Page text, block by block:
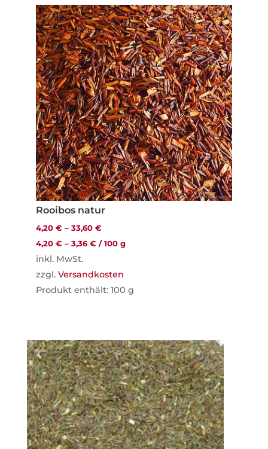
Rooibos natur
4,20 €– 33,60 €
4,20 €– 3,36 €/100 g
inkl. MwSt.
zzgl. Versandkosten
Produkt enthält: 100 g